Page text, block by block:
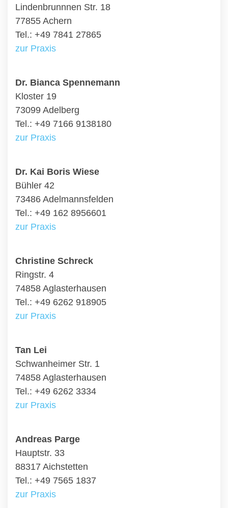
Lindenbrunnnen Str. 18
77855 Achern
Tel.: +49 7841 27865
zur Praxis
Dr. Bianca Spennemann
Kloster 19
73099 Adelberg
Tel.: +49 7166 9138180
zur Praxis
Dr. Kai Boris Wiese
Bühler 42
73486 Adelmannsfelden
Tel.: +49 162 8956601
zur Praxis
Christine Schreck
Ringstr. 4
74858 Aglasterhausen
Tel.: +49 6262 918905
zur Praxis
Tan Lei
Schwanheimer Str. 1
74858 Aglasterhausen
Tel.: +49 6262 3334
zur Praxis
Andreas Parge
Hauptstr. 33
88317 Aichstetten
Tel.: +49 7565 1837
zur Praxis